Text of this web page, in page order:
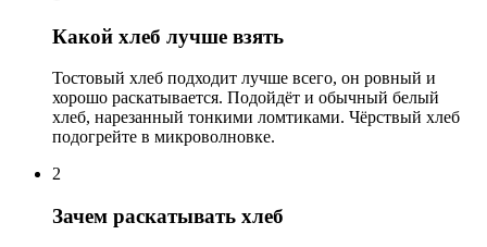
Какой хлеб лучше взять
Тостовый хлеб подходит лучше всего, он ровный и
хорошо раскатывается. Подойдёт и обычный белый
хлеб, нарезанный тонкими ломтиками. Чёрствый хлеб
подогрейте в микроволновке.
2
Зачем раскатывать хлеб